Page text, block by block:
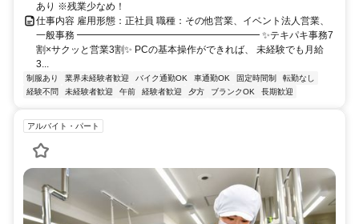
あり ※残業少なめ！
仕事内容 雇用形態：正社員 職種：その他営業、イベント法人営業、
一般事務 ━━━━━━━━━━━━━━━━━━━ ✨テキパキ事務7
割×サクッと営業3割✨ PCの基本操作ができれば、 未経験でも月給
3...
制服あり 業界未経験者歓迎 バイク通勤OK 車通勤OK 固定時間制
転勤なし
経験不問
未経験者歓迎 午前 経験者歓迎 夕方 ブランクOK 長期歓迎
アルバイト・パート